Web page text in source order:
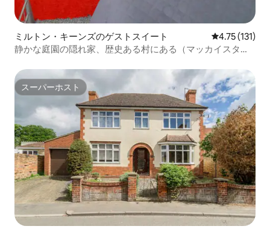
ミルトン・キーンズのゲストスイート レビュー131
4.75 (131)
静かな庭園の隠れ家、歴史ある村にある（マッカイスタウ
スーパーホスト
スーパーホスト